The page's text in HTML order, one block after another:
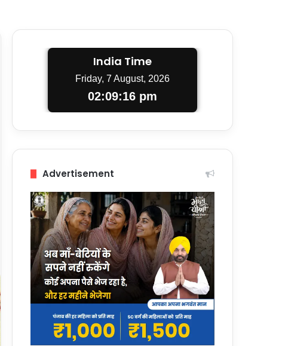
India Time
Friday, 7 August, 2026
02:09:18 pm
Advertisement